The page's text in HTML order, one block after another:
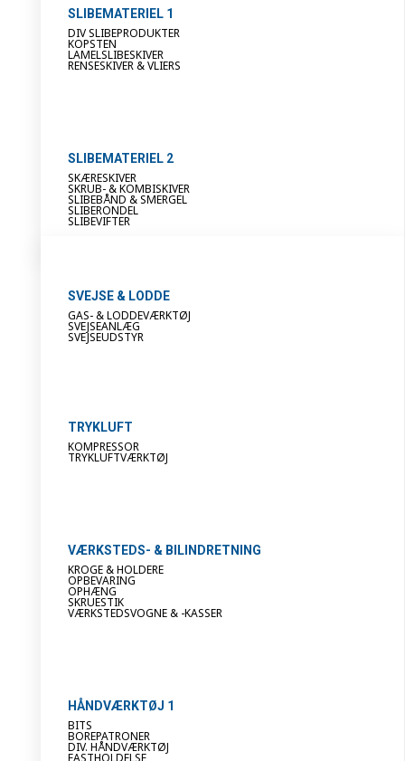
SLIBEMATERIEL 1
DIV SLIBEPRODUKTER
KOPSTEN
LAMELSLIBESKIVER
RENSESKIVER & VLIERS
SLIBEMATERIEL 2
SKÆRESKIVER
SKRUB- & KOMBISKIVER
SLIBEBÅND & SMERGEL
SLIBERONDEL
SLIBEVIFTER
SVEJSE & LODDE
GAS- & LODDEVÆRKTØJ
SVEJSEANLÆG
SVEJSEUDSTYR
TRYKLUFT
KOMPRESSOR
TRYKLUFTVÆRKTØJ
VÆRKSTEDS- & BILINDRETNING
KROGE & HOLDERE
OPBEVARING
OPHÆNG
SKRUESTIK
VÆRKSTEDSVOGNE & -KASSER
HÅNDVÆRKTØJ 1
BITS
BOREPATRONER
DIV. HÅNDVÆRKTØJ
FASTHOLDELSE